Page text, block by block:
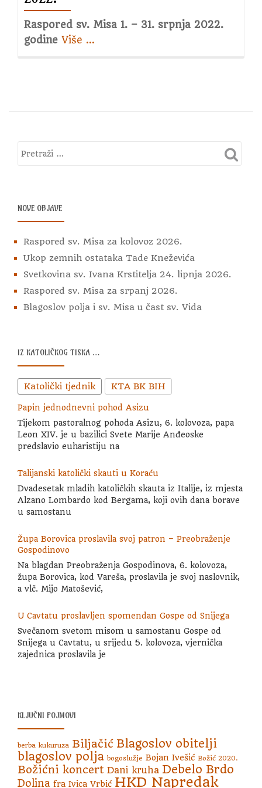
Raspored sv. Misa 1. – 31. srpnja 2022.
godine Više about
srpanj
…
NOVE OBJAVE
Raspored sv. Misa za kolovoz 2026.
Ukop zemnih ostataka Tade Kneževića
Svetkovina sv. Ivana Krstitelja 24. lipnja 2026.
Raspored sv. Misa za srpanj 2026.
Blagoslov polja i sv. Misa u čast sv. Vida
IZ KATOLIČKOG TISKA …
Katolički tjednik KTA BK BIH
Papin jednodnevni pohod Asizu
Tijekom pastoralnog pohoda Asizu, 6. kolovoza, papa
Leon XIV. je u bazilici Svete Marije Anđeoske
predslavio euharistiju na
Talijanski katolički skauti u Koraću
Dvadesetak mladih katoličkih skauta iz Italije, iz mjesta
Alzano Lombardo kod Bergama, koji ovih dana borave
u samostanu
Župa Borovica proslavila svoj patron – Preobraženje
Gospodinovo
Na blagdan Preobraženja Gospodinova, 6. kolovoza,
župa Borovica, kod Vareša, proslavila je svoj naslovnik,
a vlč. Mijo Matošević,
U Cavtatu proslavljen spomendan Gospe od Snijega
Svečanom svetom misom u samostanu Gospe od
Snijega u Cavtatu, u srijedu 5. kolovoza, vjernička
zajednica proslavila je
KLJUČNI POJMOVI
berba kukuruza Biljačić Blagoslov obitelji
blagoslov polja bogoslužje Bojan Ivešić Božić 2020.
Božićni koncert Dani kruha Debelo Brdo
Dolina fra Ivica Vrbić HKD Napredak